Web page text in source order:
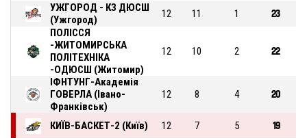
УЖГОРОД - КЗ ДЮСШ
(Ужгород)
12 11 1 23
ПОЛІССЯ
-ЖИТОМИРСЬКА
ПОЛІТЕХНІКА
-ОДЮСШ (Житомир)
12 10 2 22
ІФНТУНГ-Академія
ГОВЕРЛА (Івано-
Франківськ)
12 8 4 20
КИЇВ-БАСКЕТ-2 (Київ) 12 7 5 19